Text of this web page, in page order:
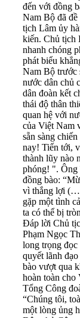
đến với đồng
Nam Bộ đã
tịch Lâm ủy
kiến. Chủ tịch
nhanh chóng
phát biểu
Nam Bộ trước
nước dân chủ
dân đoàn kết
thái độ thân
quan hệ với
của Việt Nam
sẵn sàng
nay! Tiến tới,
thành lũy nào
phóng! ". Ông
đồng bào:
vì thắng lợi
gặp một tình
ta có thể bị
Đáp lời Chủ
Phạm Ngọc
long trọng đọc
quyết lãnh
bào vượt qua
hoàn toàn cho
Tổng Công
“Chúng tôi,
một lòng ủng